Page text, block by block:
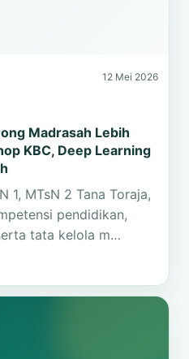
12 Mei 2026
Madrasah Lebih
KBC, Deep Learning
MTsN 2 Tana Toraja,
pendidikan,
tata kelola m…